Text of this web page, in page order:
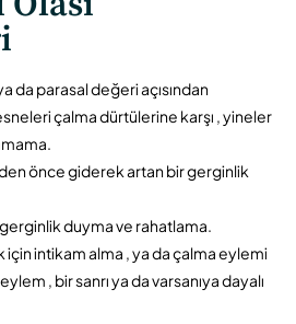
da parasal değeri açısından
çalma dürtülerine karşı , yineler
önce giderek artan bir gerginlik
duyma ve rahatlama.
intikam alma , ya da çalma eylemi
, bir sanrı ya da varsanıya dayalı